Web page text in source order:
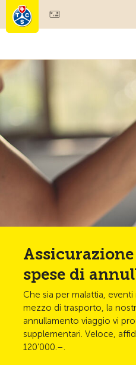
Societariato & prestazioni
spese di
Che sia per malattia,
mezzo di trasporto, la
annullamento viaggio vi
supplementari. Veloce,
120’000.–.